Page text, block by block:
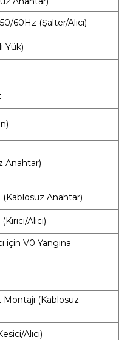
60Hz (Şalter/Alıcı)
Yük)
Anahtar)
(Kablosuz Anahtar)
Alıcı)
için V0 Yangına
Montajı (Kablosuz
Alıcı)